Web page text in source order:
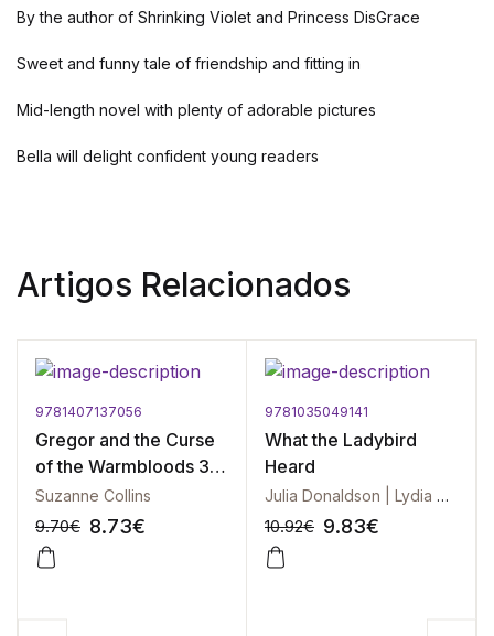
By the author of Shrinking Violet and Princess DisGrace
Sweet and funny tale of friendship and fitting in
Mid-length novel with plenty of adorable pictures
Bella will delight confident young readers
Artigos Relacionados
9781407137056
Gregor and the Curse
of the Warmbloods 3 -
The Underland
Chronicles 3
Suzanne Collins
9.70€ 8.73€
9781035049141
What the Ladybird
Heard
Julia Donaldson | Lydia Monks
10.92€ 9.83€